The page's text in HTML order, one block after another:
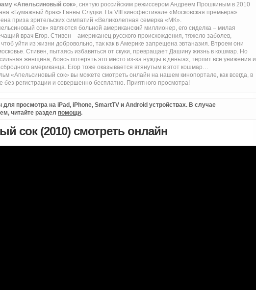
«Апельсиновый сок», снятую российским режиссером Андреем Прошкиным в 2010
«Бумажный брак» Ганны Слуцки. На VIII кинофестивале «Московская премьера»
приза зрительских симпатий «Великолепная семерка «МК».
сок» являются больной американский миллионер, его сиделка – милая
врач Егор. Стивен – американец русского происхождения, тяжело заболев,
уйти из жизни добровольно, так как в Америке запрещена эвтаназия. Втроем они
Стивен, пытаясь избавиться от скуки, превращает Дашину жизнь в кошмар. Но
женщина, боясь потерять это место из-за нужды в деньгах, терпит все унижения и
американца. Егор тоже оказывается втянутым в этот кошмар…
«Апельсиновый сок» вы можете смотреть онлайн на нашем кинопортале, как всегда, в
без регистрации и совершенно бесплатно. Приятного просмотра!
просмотра на iPad, iPhone, SmartTV и Android устройствах. В случае
читайте раздел помощи.
сок (2010) смотреть онлайн